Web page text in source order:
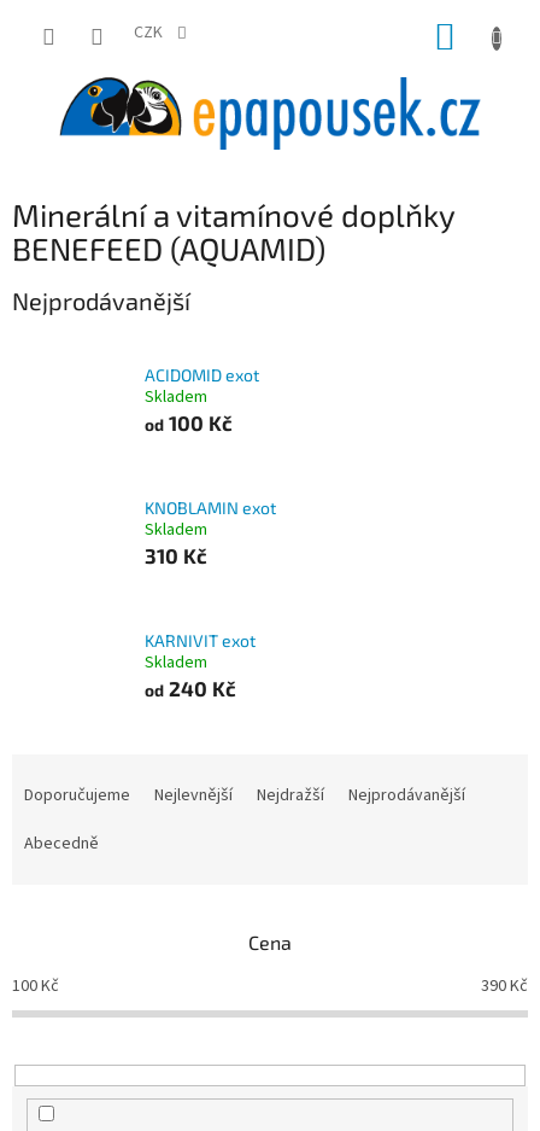
CZK
Minerální a vitamínové doplňky
BENEFEED (AQUAMID)
Nejprodávanější
ACIDOMID exot
Skladem
od 100 Kč
KNOBLAMIN exot
Skladem
310 Kč
KARNIVIT exot
Skladem
od 240 Kč
o
d
k
t
Doporučujeme Nejlevnější Nejdražší
Nejprodávanější
Abecedně
Cena
100Kč 390Kč